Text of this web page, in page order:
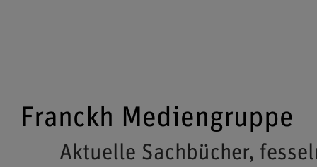
Franckh Mediengruppe
Aktuelle Sachbücher,